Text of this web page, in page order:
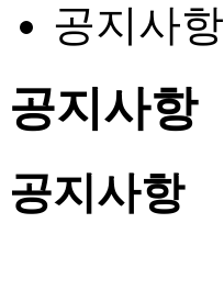
공지사항
공지사항
공지사항